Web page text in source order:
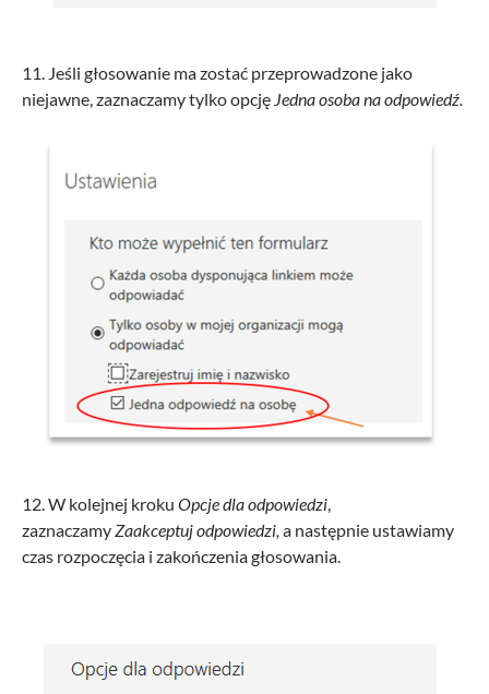
11. Jeśli głosowanie ma zostać przeprowadzone jako
niejawne, zaznaczamy tylko opcję Jedna osoba na odpowiedź.
12. W kolejnej kroku Opcje dla odpowiedzi,
zaznaczamyZaakceptuj odpowiedzi, a następnie ustawiamy
czas rozpoczęcia i zakończenia głosowania.